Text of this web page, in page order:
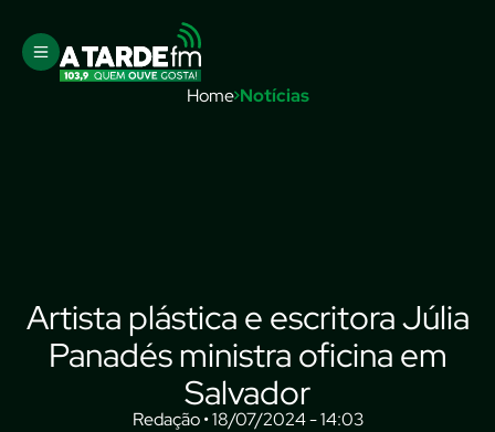
Home Notícias
Artista plástica e escritora Júlia
Panadés ministra oficina em
Salvador
Redação • 18/07/2024 - 14:03